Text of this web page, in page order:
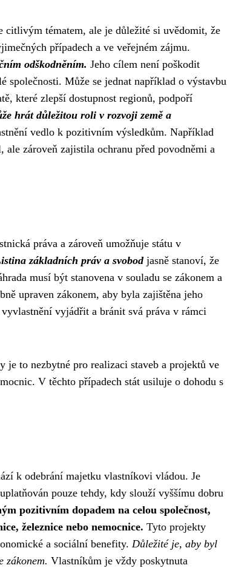
citlivým tématem, ale je důležité si uvědomit, že
případech a ve veřejném zájmu.
odškodněním. Jeho cílem není poškodit
společnosti. Může se jednat například o výstavbu
které zlepší dostupnost regionů, podpoří
hrát důležitou roli v rozvoji země a
vedlo k pozitivním výsledkům. Například
ale zároveň zajistila ochranu před povodněmi a
práva a zároveň umožňuje státu v
základních práv a svobodjasně stanoví, že
musí být stanovena v souladu se zákonem a
upraven zákonem, aby byla zajištěna jeho
vyjádřit a bránit svá práva v rámci
to nezbytné pro realizaci staveb a projektů ve
V těchto případech stát usiluje o dohodu s
k odebrání majetku vlastníkovi vládou. Je
pouze tehdy, kdy slouží vyššímu dobru
pozitivním dopadem na celou společnost,
železnice nebo nemocnice. Tyto projekty
a sociální benefity. Důležité je, aby byl
zákonem. Vlastníkům je vždy poskytnuta